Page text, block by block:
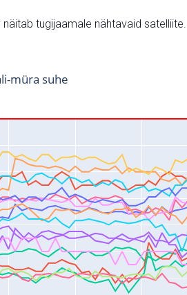
näitab tugijaamale nähtavaid satelliite.